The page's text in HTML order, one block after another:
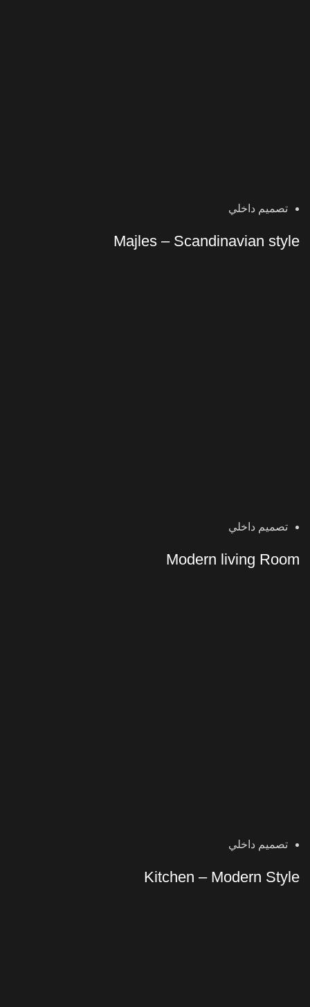
تصميم داخلي
Majles – Scandinavian style
تصميم داخلي
Modern living Room
تصميم داخلي
Kitchen – Modern Style